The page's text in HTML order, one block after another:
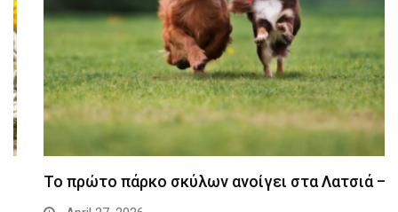
Το πρώτο πάρκο σκύλων ανοίγει στα Λατσιά –…